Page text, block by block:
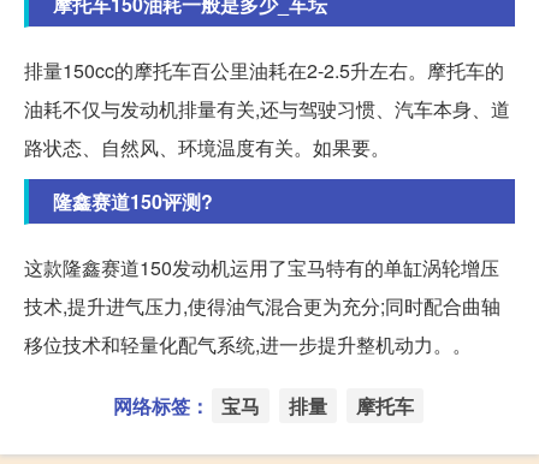
排量150cc的摩托车百公里油耗在2-2.5升左右。摩托车的
油耗不仅与发动机排量有关,还与驾驶习惯、汽车本身、道
路状态、自然风、环境温度有关。如果要。
隆鑫赛道150评测?
这款隆鑫赛道150发动机运用了宝马特有的单缸涡轮增压
技术,提升进气压力,使得油气混合更为充分;同时配合曲轴
移位技术和轻量化配气系统,进一步提升整机动力。。
网络标签： 宝马 排量 摩托车